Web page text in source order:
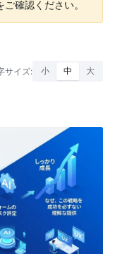
確認ください。
サイズ: 小 中 大